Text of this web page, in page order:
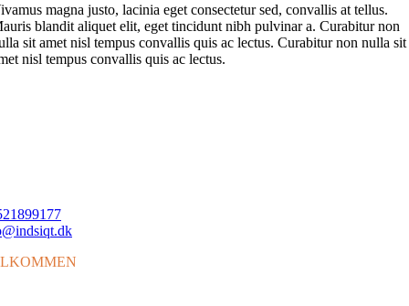
magna justo, lacinia eget consectetur sed, convallis at tellus.
blandit aliquet elit, eget tincidunt nibh pulvinar a. Curabitur non
sit amet nisl tempus convallis quis ac lectus. Curabitur non nulla sit
nisl tempus convallis quis ac lectus.